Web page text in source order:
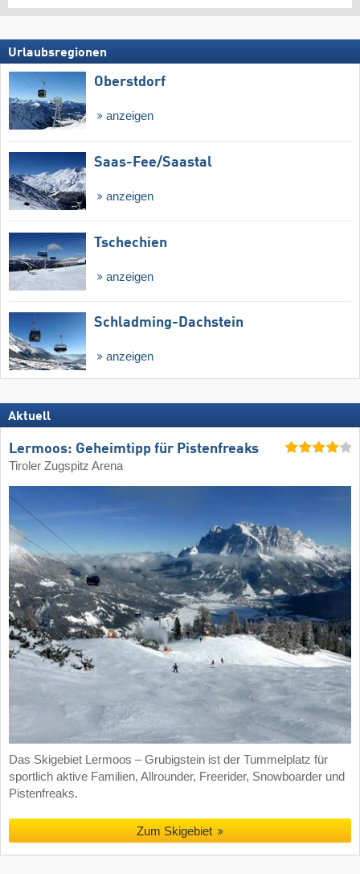
Urlaubsregionen
Oberstdorf
anzeigen
Saas-Fee/​Saastal
anzeigen
Tschechien
anzeigen
Schladming-Dachstein
anzeigen
Aktuell
Lermoos: Geheimtipp für Pistenfreaks
Tiroler Zugspitz Arena
Das Skigebiet Lermoos – Grubigstein ist der Tummelplatz für
sportlich aktive Familien, Allrounder, Freerider, Snowboarder und
Pistenfreaks.
Zum Skigebiet